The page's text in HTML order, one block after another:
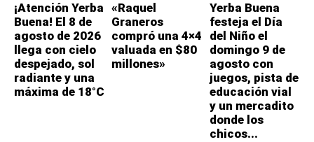
¡Atención Yerba
Buena! El 8 de
agosto de 2026
llega con cielo
despejado, sol
radiante y una
máxima de 18°C
«Raquel
Graneros
compró una 4×4
valuada en $80
millones»
Yerba Buena
festeja el Día
del Niño el
domingo 9 de
agosto con
juegos, pista de
educación vial
y un mercadito
donde los
chicos...